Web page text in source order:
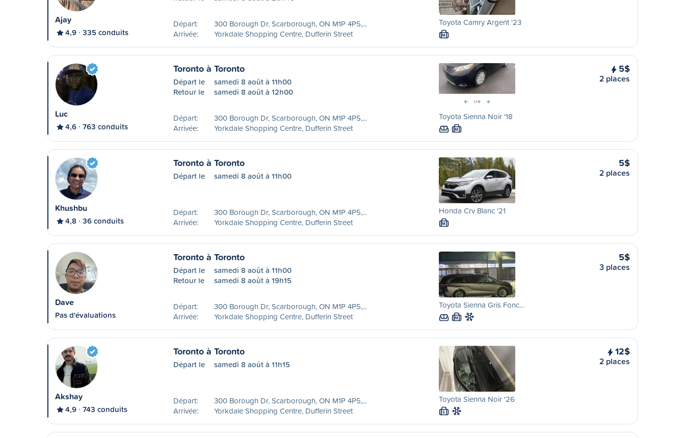
Ajay
4,9 335 conduits
Départ:
300 Borough Dr, Scarborough, ON M1P 4P5,...
Arrivée:
Yorkdale Shopping Centre, Dufferin Street
Toyota Camry Argent '23
M
Luc
4,6 763 conduits
Toronto à Toronto
Départ le
samedi 8 août à 11h00
Retour le
samedi 8 août à 12h00
Départ:
300 Borough Dr, Scarborough, ON M1P 4P5,...
Arrivée:
Yorkdale Shopping Centre, Dufferin Street
Toyota Sienna Noir '18
M
5$
2 places
Khushbu
4,8 36 conduits
Toronto à Toronto
Départ le samedi 8 août à 11h00
Départ:
300 Borough Dr, Scarborough, ON M1P 4P5,...
Arrivée:
Yorkdale Shopping Centre, Dufferin Street
Honda Crv Blanc '21
M
5$
2 places
Dave
Pas d'évaluations
Toronto à Toronto
Départ le
samedi 8 août à 11h00
Retour le
samedi 8 août à 19h15
Départ:
300 Borough Dr, Scarborough, ON M1P 4P5,...
Arrivée:
Yorkdale Shopping Centre, Dufferin Street
Toyota Sienna Gris Fonc…
M
5$
3 places
Akshay
4,9 743 conduits
Toronto à Toronto
Départ le samedi 8 août à 11h15
Départ:
300 Borough Dr, Scarborough, ON M1P 4P5,...
Arrivée:
Yorkdale Shopping Centre, Dufferin Street
Toyota Sienna Noir '26
S
12$
2 places